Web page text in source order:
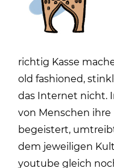
richtig Kasse
old fashioned,
das Internet nicht.
von Menschen ihre
begeistert,
dem jeweiligen
youtube gleich